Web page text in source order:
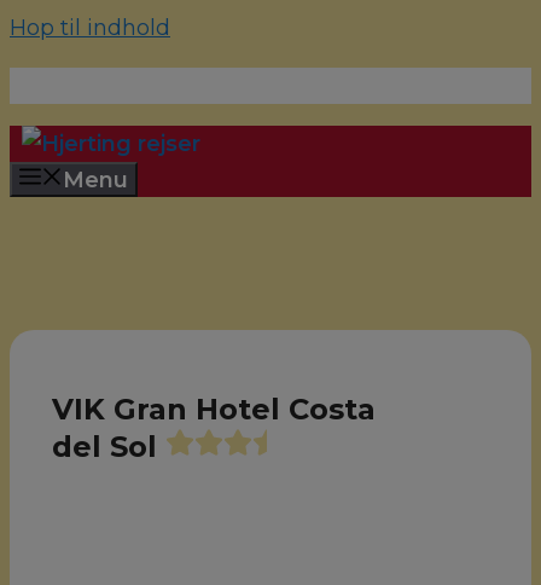
Hop til indhold
Menu
VIK Gran Hotel Costa
del Sol